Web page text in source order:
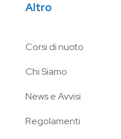
Altro
Corsi di nuoto
Chi Siamo
News e Avvisi
Regolamenti